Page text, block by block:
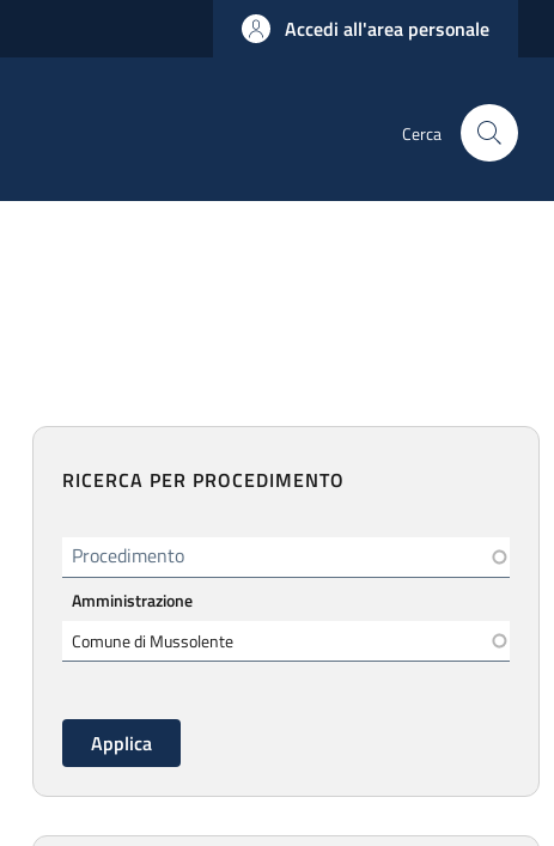
Accedi all'area personale
Cerca
RICERCA PER PROCEDIMENTO
Procedimento
Amministrazione